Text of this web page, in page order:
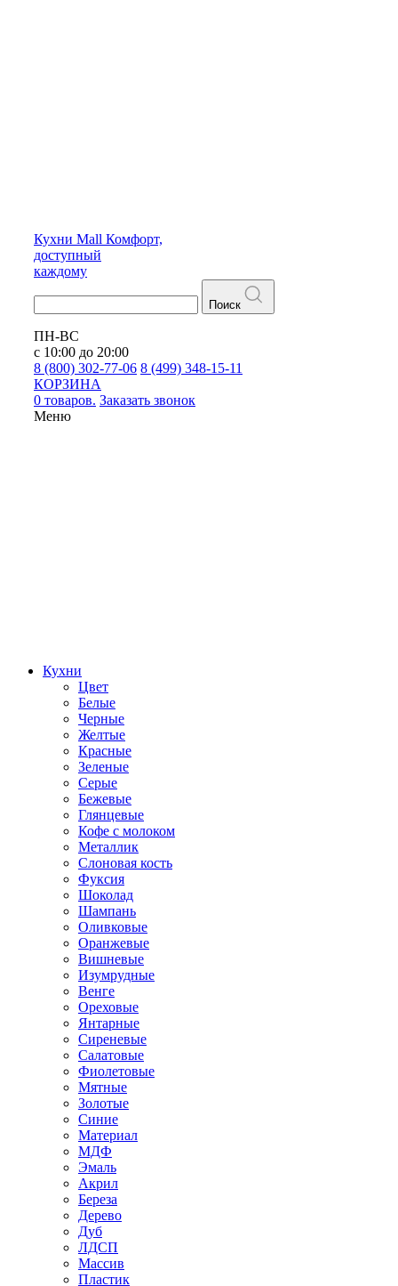
Кухни Mall Комфорт,
доступный
каждому
Поиск
ПН-ВС
с 10:00 до 20:00
8 (800) 302-77-06 8 (499) 348-15-11
КОРЗИНА
0 товаров. Заказать звонок
Меню
Кухни
Цвет
Белые
Черные
Желтые
Красные
Зеленые
Серые
Бежевые
Глянцевые
Кофе с молоком
Металлик
Слоновая кость
Фуксия
Шоколад
Шампань
Оливковые
Оранжевые
Вишневые
Изумрудные
Венге
Ореховые
Янтарные
Сиреневые
Салатовые
Фиолетовые
Мятные
Золотые
Синие
Материал
МДФ
Эмаль
Акрил
Береза
Дерево
Дуб
ЛДСП
Массив
Пластик